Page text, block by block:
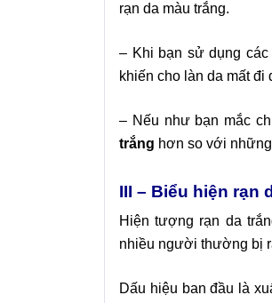
rạn da màu trắng.
– Khi bạn sử dụng
khiến cho làn da mất đi
– Nếu như bạn mắc
trắng hơn so với
III – Biểu hiện rạn
Hiện tượng rạn da
nhiều người thường bị
Dấu hiệu ban đầu là